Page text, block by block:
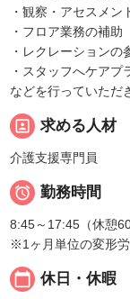
・観察・アセスメン
・フロア業務の補助
・レクレーションの
・スタッフへケアプ
などを行っていただ
portrait 求める人材
介護支援専門員
 勤務時間
8:45～17:45（休憩60
※1ヶ月単位の変形
calendar_today 休日・休暇